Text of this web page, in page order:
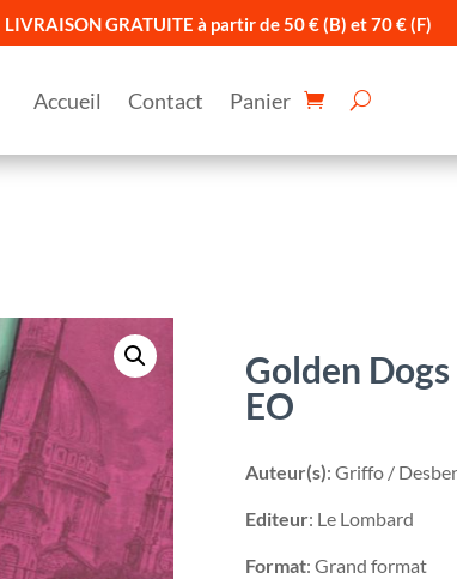
LIVRAISON GRATUITE à partir de 50 € (B) et 70 € (F)
Accueil Contact Panier
Golden
EO
Auteur(s): Griffo /
Editeur: Le Lombard
Format: Grand format